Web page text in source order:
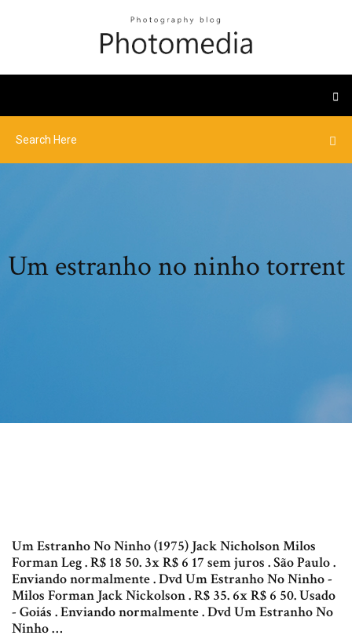
Um estranho no ninho torrent
Um Estranho No Ninho (1975) Jack Nicholson Milos
Forman Leg . R$ 18 50. 3x R$ 6 17 sem juros . São Paulo .
Enviando normalmente . Dvd Um Estranho No Ninho -
Milos Forman Jack Nickolson . R$ 35. 6x R$ 6 50. Usado
- Goiás . Enviando normalmente . Dvd Um Estranho No
Ninho …